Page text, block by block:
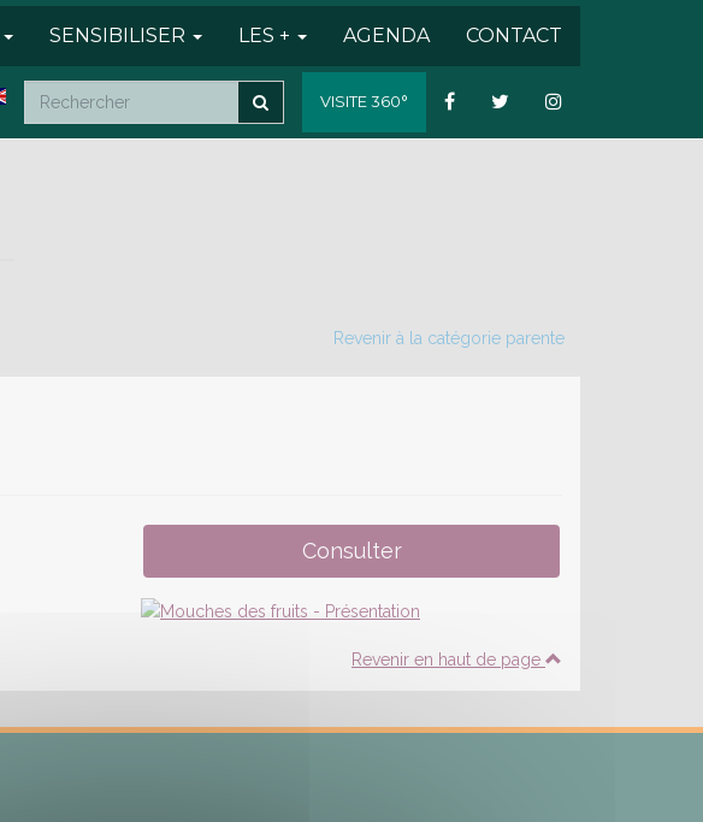
SENSIBILISER LES + AGENDA CONTACT
VISITE 360°
Revenir à la catégorie parente
Revenir en haut de page